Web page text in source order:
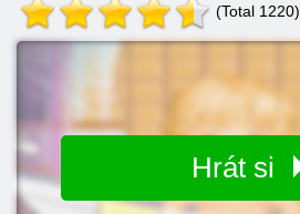
(Total 1220)
Hrát si